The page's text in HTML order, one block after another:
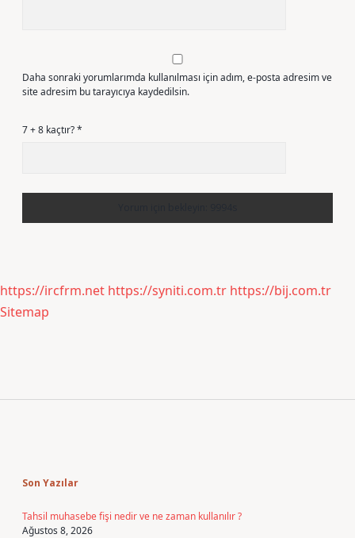
Daha sonraki yorumlarımda kullanılması için adım, e-posta adresim ve
site adresim bu tarayıcıya kaydedilsin.
7 + 8 kaçtır?*
https://ircfrm.net https://syniti.com.tr https://bij.com.tr
Sitemap
Son Yazılar
Tahsil muhasebe fişi nedir ve ne zaman kullanılır ?
Ağustos 8, 2026